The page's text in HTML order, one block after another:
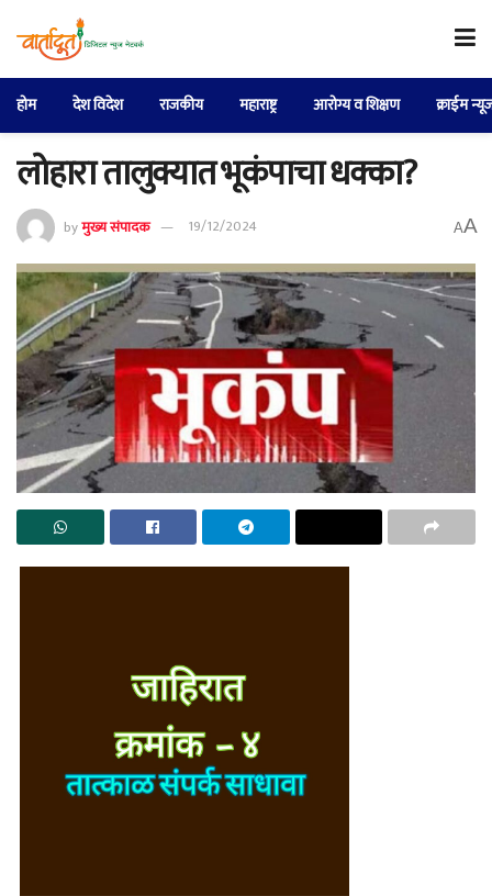
होम देश विदेश राजकीय महाराष्ट्र आरोग्य व शिक्षण क्राईम
लोहारा तालुक्यात भूकंपाचा धक्का?
byमुख्य संपादक 19/12/2024 AA